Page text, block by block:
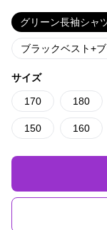
グリーン長袖シャ
ブラックベスト+
サイズ
170 180
150 160